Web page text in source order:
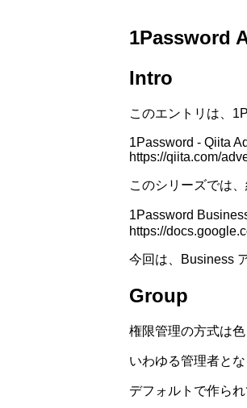
1Password
Intro
このエントリは、
1Password - Qiita
https://qiita.com/
このシリーズでは
1Password
https://
今回は、Business
Group
権限管理の方式は
いわゆる管理者と
デフォルトで作ら